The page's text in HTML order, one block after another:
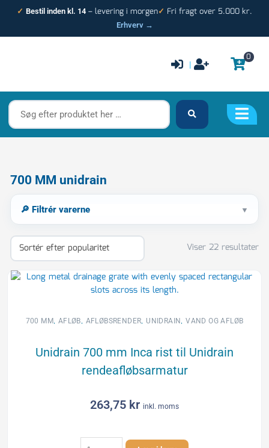
✓ Bestil inden kl. 14 – levering i morgen✓ Fri fragt over 5.000 kr.
Erhverv →
|
0
Søg
efter
produktet
700 MM unidrain
🔎 Filtrér varerne ▼
Viser 22 resultater
700 MM, AFLØB, AFLØBSRENDER, UNIDRAIN,VAND OG AFLØB
Unidrain 700 mm Inca rist til Unidrain
rendeafløbsarmatur
263,75 kr inkl. moms
Unidrain